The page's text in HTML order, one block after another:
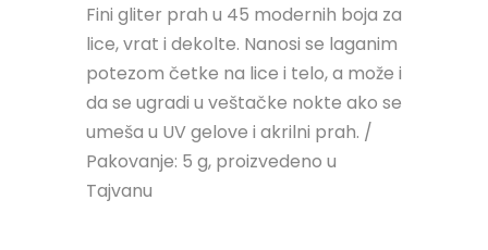
Fini gliter prah u 45 modernih boja za
lice, vrat i dekolte. Nanosi se laganim
potezom četke na lice i telo, a može i
da se ugradi u veštačke nokte ako se
umeša u UV gelove i akrilni prah. /
Pakovanje: 5 g, proizvedeno u
Tajvanu